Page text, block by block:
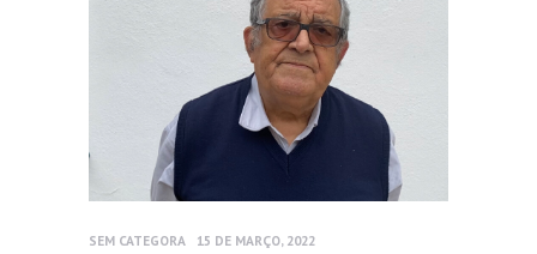
SEM CATEGORA 15 DE MARÇO, 2022